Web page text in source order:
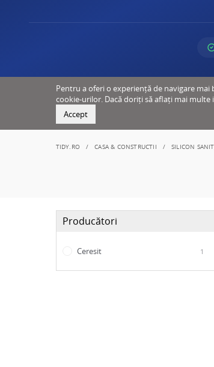
Pentru a oferi o experiență de navigare
cookie-urilor. Dacă doriți să aflați mai
Accept
TIDY.RO CASA & CONSTRUCTII SILICON
Producători
Ceresit 1